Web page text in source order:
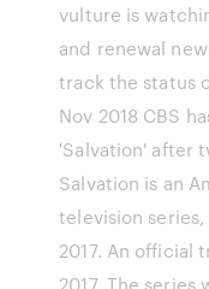
vulture is
and renewal
track the status
Nov 2018 CBS
'Salvation' after
Salvation is an
television
2017. An official
2017. The